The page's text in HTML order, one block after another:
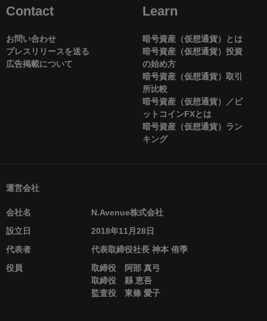
Contact
お問い合わせ
プレスリリースを送る
広告掲載について
Learn
暗号資産（仮想通貨）とは
暗号資産（仮想通貨）投資
の始め方
暗号資産（仮想通貨）取引
所比較
暗号資産（仮想通貨）／ビ
ットコインFXとは
暗号資産（仮想通貨）ラン
キング
運営会社
会社名
N.Avenue株式会社
設立日
2018年11月28日
代表者
代表取締役社長 神本 侑季
役員
取締役 阿部 真弓
取締役 縣 恵吾
監査役 東條 愛子